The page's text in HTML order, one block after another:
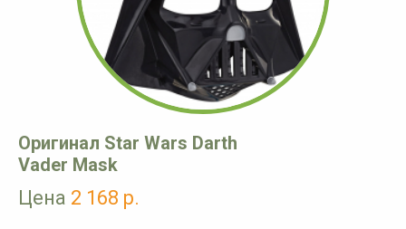
Оригинал Star Wars Darth
Vader Mask
Цена 2 168 р.